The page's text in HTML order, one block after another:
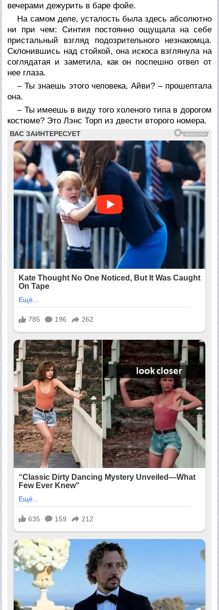
вечерами дежурить в баре фойе.
На самом деле, усталость была здесь абсолютно
ни при чем: Синтия постоянно ощущала на себе
пристальный взгляд подозрительного незнакомца.
Склонившись над стойкой, она искоса взглянула на
соглядатая и заметила, как он поспешно отвел от
нее глаза.
– Ты знаешь этого человека, Айви? – прошептала
она.
– Ты имеешь в виду того холеного типа в дорогом
костюме? Это Лэнс Торп из двести второго номера.